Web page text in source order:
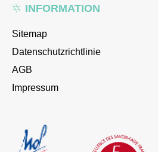
INFORMATION
Sitemap
Datenschutzrichtlinie
AGB
Impressum